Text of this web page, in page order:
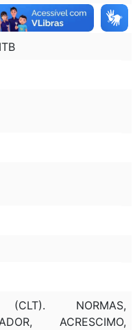
(CLT). NORMAS,
ACRESCIMO,